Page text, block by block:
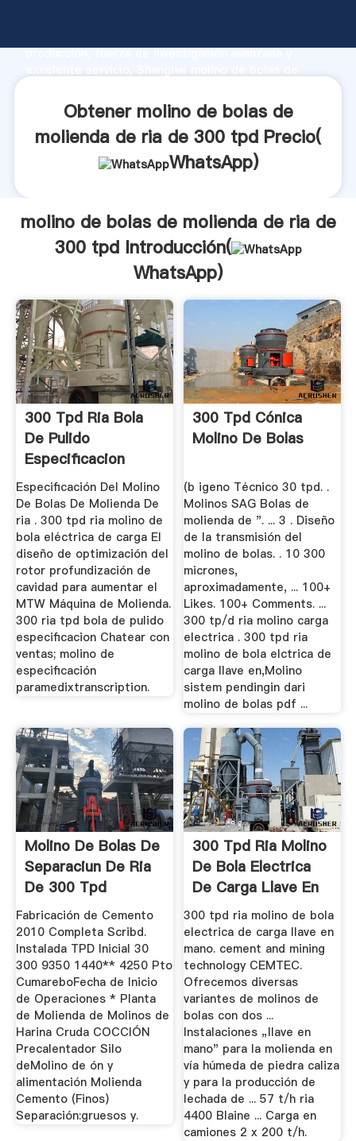
producción, fuerza de investigación avanzada y
aporta valores a todos los clientes.
Obtener molino de bolas de
molienda de ria de 300 tpd Precio(
WhatsApp)
molino de bolas de molienda de ria de
300 tpd Introducción(
WhatsApp)
300 Tpd Ria Bola
De Pulido
Especificacion
Molino
Especificación Del Molino
De Bolas De Molienda De
ria . 300 tpd ria molino de
bola eléctrica de carga El
diseño de optimización del
rotor profundización de
cavidad para aumentar el
MTW Máquina de Molienda.
300 ria tpd bola de pulido
especificacion Chatear con
ventas; molino de
especificación
paramedixtranscription.
300 Tpd Cónica
Molino De Bolas
(b igeno Técnico 30 tpd. .
Molinos SAG Bolas de
molienda de ". ... 3 . Diseño
de la transmisión del
molino de bolas. . 10 300
micrones,
aproximadamente, ... 100+
Likes. 100+ Comments. ...
300 tp/d ria molino carga
electrica . 300 tpd ria
molino de bola elctrica de
carga llave en,Molino
sistem pendingin dari
molino de bolas pdf ...
Molino De Bolas De
Separaciun De Ria
De 300 Tpd
Fabricación de Cemento
2010 Completa Scribd.
Instalada TPD Inicial 30
300 9350 1440** 4250 Pto
CumareboFecha de Inicio
de Operaciones * Planta
de Molienda de Molinos de
Harina Cruda COCCIÓN
Precalentador Silo
deMolino de ón y
alimentación Molienda
Cemento (Finos)
Separación:gruesos y.
300 Tpd Ria Molino
De Bola Electrica
De Carga Llave En
...
300 tpd ria molino de bola
electrica de carga llave en
mano. cement and mining
technology CEMTEC.
Ofrecemos diversas
variantes de molinos de
bolas con dos ...
Instalaciones „llave en
mano" para la molienda en
vía húmeda de piedra caliza
y para la producción de
lechada de ... 57 t/h ria
4400 Blaine ... Carga en
camiones 2 x 200 t/h.